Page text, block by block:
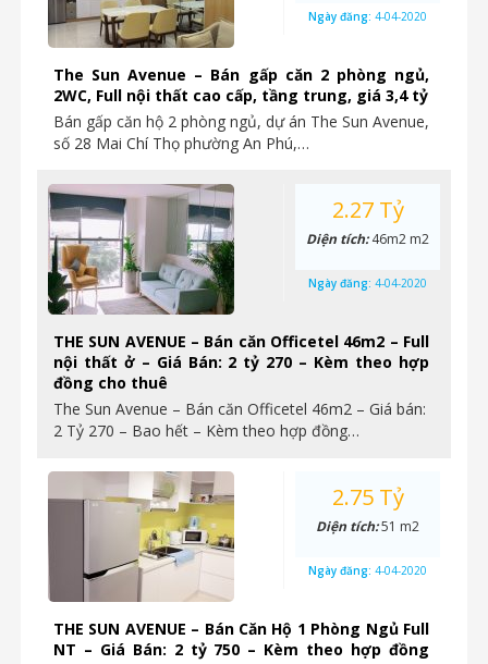
The Sun Avenue – Bán gấp căn 2 phòng ngủ,
2WC, Full nội thất cao cấp, tầng trung, giá 3,4 tỷ
Bán gấp căn hộ 2 phòng ngủ, dự án The Sun Avenue,
số 28 Mai Chí Thọ phường An Phú,…
Ngày đăng: 4-04-2020
THE SUN AVENUE – Bán căn Officetel 46m2 – Full
nội thất ở – Giá Bán: 2 tỷ 270 – Kèm theo hợp
đồng cho thuê
The Sun Avenue – Bán căn Officetel 46m2 – Giá bán:
2 Tỷ 270 – Bao hết – Kèm theo hợp đồng…
2.27 Tỷ
Diện tích:46m2 m2
Ngày đăng: 4-04-2020
THE SUN AVENUE – Bán Căn Hộ 1 Phòng Ngủ Full
NT – Giá Bán: 2 tỷ 750 – Kèm theo hợp đồng
2.75 Tỷ
Diện tích:51 m2
Ngày đăng: 4-04-2020